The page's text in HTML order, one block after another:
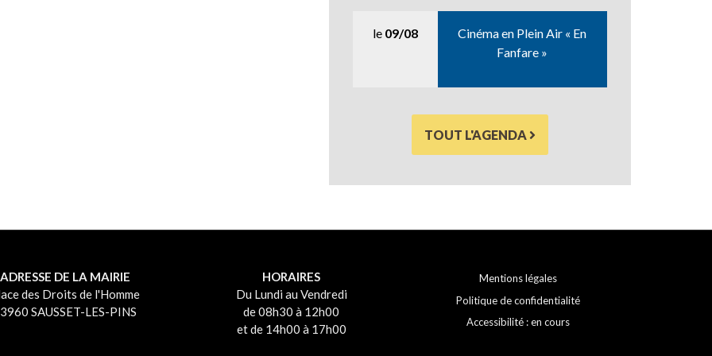
le 09/08
Cinéma en Plein Air « En
Fanfare »
TOUT L'AGENDA
ADRESSE DE LA MAIRIE
des Droits de l'Homme
SAUSSET-LES-PINS
HORAIRES
Du Lundi au Vendredi
de 08h30 à 12h00
et de 14h00 à 17h00
Mentions légales
Politique de confidentialité
Accessibilité : en cours